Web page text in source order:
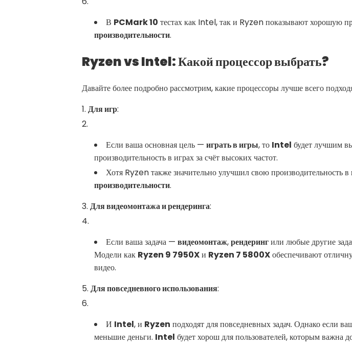
В PCMark 10 тестах как Intel, так и Ryzen показывают хорошую
производительности.
Ryzen vs Intel: Какой процессор выбрать?
Давайте более подробно рассмотрим, какие процессоры лучше всего
Для игр:
Если ваша основная цель — играть в игры, то Intel будет лучшим
производительность в играх за счёт высоких частот.
Хотя Ryzen также значительно улучшил свою производительность
производительности.
Для видеомонтажа и рендеринга:
Если ваша задача — видеомонтаж,рендерингили любые другие
Модели как Ryzen 9 7950Xи Ryzen 7 5800Xобеспечивают
видео.
Для повседневного использования:
И Intel, и Ryzen подходят для повседневных задач. Однако если
меньшие деньги. Intel будет хорош для пользователей, которым важна